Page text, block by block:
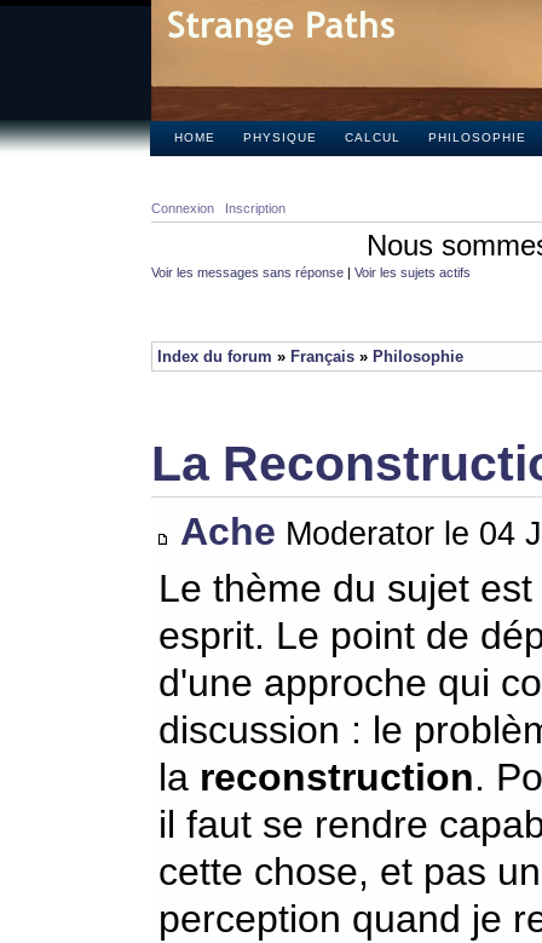
HOME PHYSIQUE CALCUL PHILOSOPHIE
Connexion Inscription
Nous
Voir les messages sans réponse | Voir les sujets actifs
Index du forum » Français » Philosophie
La
Ache Moderator le 04
Le thème du sujet
esprit. Le point de
d'une approche qui
discussion : le
la reconstruction.
il faut se rendre
cette chose, et pas
perception quand je